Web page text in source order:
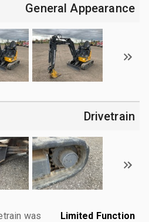
General Appearance
Drivetrain
Limited Function
was